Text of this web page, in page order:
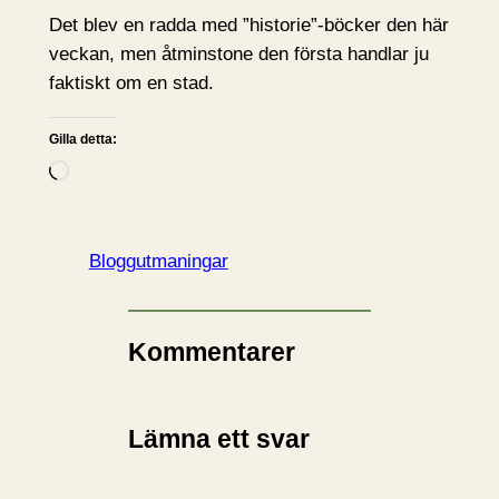
Det blev en radda med ”historie”-böcker den här
veckan, men åtminstone den första handlar ju
faktiskt om en stad.
Gilla detta:
L
Bloggutmaningar
Kommentarer
Lämna ett svar